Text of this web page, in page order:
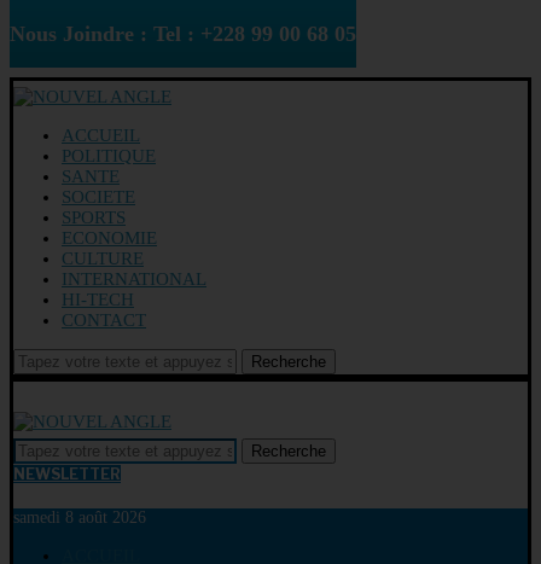
Nous Joindre : Tel : +228 99 00 68 05
ACCUEIL
POLITIQUE
SANTE
SOCIETE
SPORTS
ECONOMIE
CULTURE
INTERNATIONAL
HI-TECH
CONTACT
Recherche
Recherche
NEWSLETTER
samedi 8 août 2026